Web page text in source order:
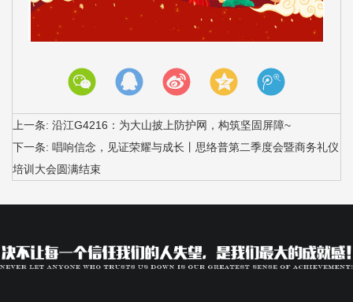
上一条: 沿江G4216：为大山披上防护网，构筑坚固屏障~
下一条: 唱响信念，见证荣耀与成长丨思络普第二季度会暨商务礼仪
培训大会圆满结束